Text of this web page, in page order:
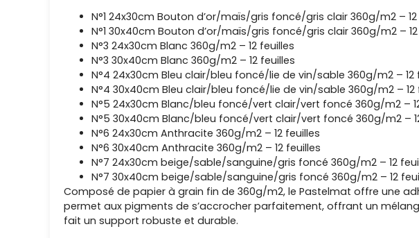
N°1 24x30cm Bouton d’or/maïs/gris foncé/gris clair 360g/m2 –
N°1 30x40cm Bouton d’or/maïs/gris foncé/gris clair 360g/m2 –
N°3 24x30cm Blanc 360g/m2 – 12 feuilles
N°3 30x40cm Blanc 360g/m2 – 12 feuilles
N°4 24x30cm Bleu clair/bleu foncé/lie de vin/sable 360g/m2 – 12
N°4 30x40cm Bleu clair/bleu foncé/lie de vin/sable 360g/m2 – 12
N°5 24x30cm Blanc/bleu foncé/vert clair/vert foncé 360g/m2 –
N°5 30x40cm Blanc/bleu foncé/vert clair/vert foncé 360g/m2 –
N°6 24x30cm Anthracite 360g/m2 – 12 feuilles
N°6 30x40cm Anthracite 360g/m2 – 12 feuilles
N°7 24x30cm beige/sable/sanguine/gris foncé 360g/m2 – 12
N°7 30x40cm beige/sable/sanguine/gris foncé 360g/m2 – 12
Composé de papier à grain fin de 360g/m2, le Pastelmat offre une
permet aux pigments de s’accrocher parfaitement, offrant un
fait un support robuste et durable.